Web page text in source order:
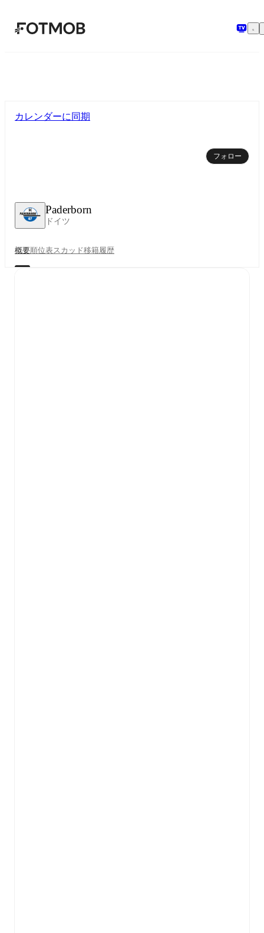
メインコンテンツへスキップ
Paderborn
ドイツ
カレンダーに同期
フォロー
概要順位表スカッド移籍履歴